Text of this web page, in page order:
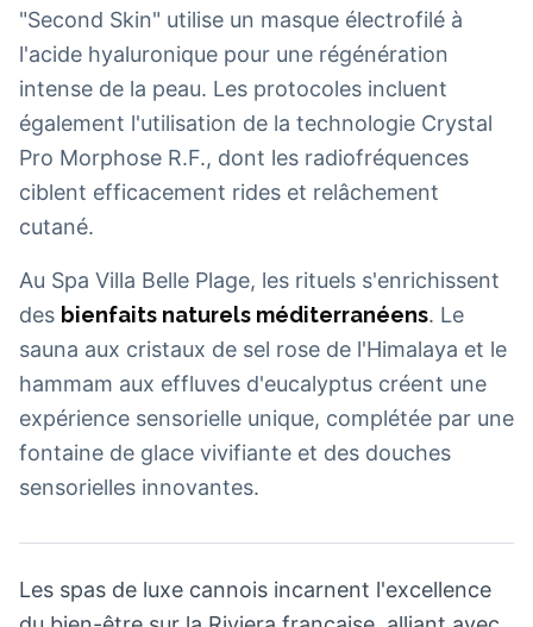
"Second Skin" utilise un masque électrofilé à
l'acide hyaluronique pour une régénération
intense de la peau. Les protocoles incluent
également l'utilisation de la technologie Crystal
Pro Morphose R.F., dont les radiofréquences
ciblent efficacement rides et relâchement
cutané.
Au Spa Villa Belle Plage, les rituels s'enrichissent
des bienfaits naturels méditerranéens. Le
sauna aux cristaux de sel rose de l'Himalaya et le
hammam aux effluves d'eucalyptus créent une
expérience sensorielle unique, complétée par une
fontaine de glace vivifiante et des douches
sensorielles innovantes.
Les spas de luxe cannois incarnent l'excellence